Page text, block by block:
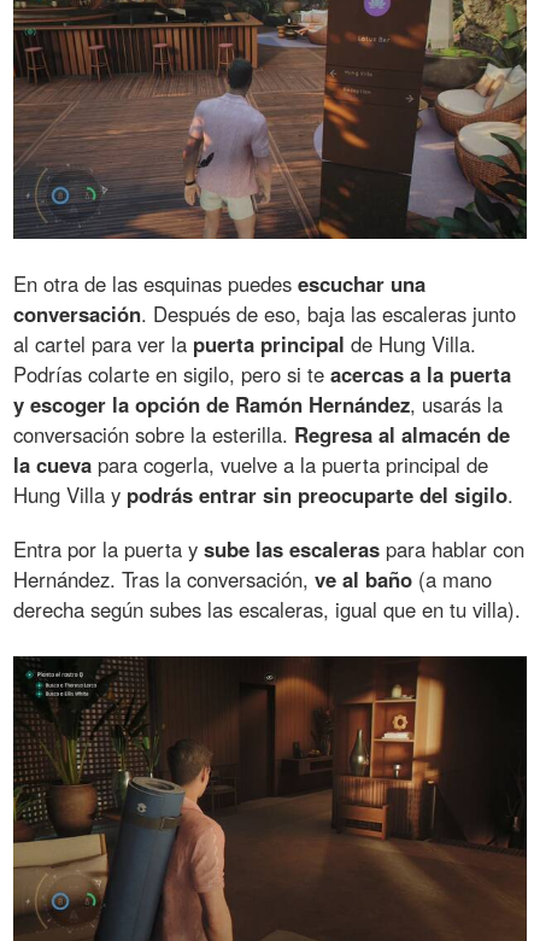
En otra de las esquinas puedesescuchar una
conversación. Después de eso, baja las escaleras junto
al cartel para ver la puerta principal de Hung Villa.
Podrías colarte en sigilo, pero si teacercas a la puerta
y escoger la opción de Ramón Hernández, usarás la
conversación sobre la esterilla. Regresa al almacén de
la cueva para cogerla, vuelve a la puerta principal de
Hung Villa y podrás entrar sin preocuparte del sigilo.
Entra por la puerta ysube las escaleras para hablar con
Hernández. Tras la conversación,ve al baño (a mano
derecha según subes las escaleras, igual que en tu villa).